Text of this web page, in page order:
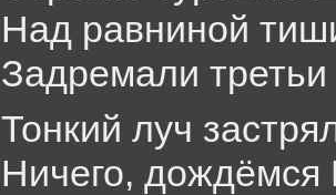
Над равниной
Задремали третьи
Тонкий луч
Ничего, дождёмся